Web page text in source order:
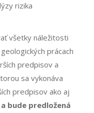
rizika
všetky náležitosti
prácach
predpisov a
sa vykonáva
predpisov ako aj
a bude predložená